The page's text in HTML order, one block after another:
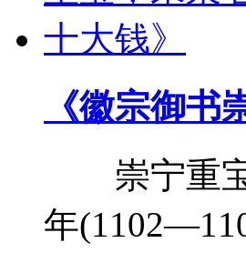
《徽宗御
崇宁重宝
年